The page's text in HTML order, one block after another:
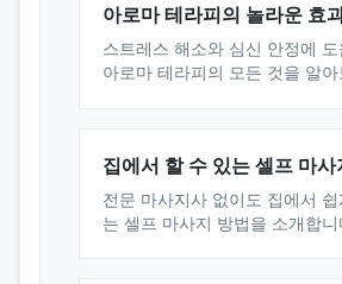
아로마 테라피의 놀라운 효
스트레스 해소와 심신 안정에
아로마 테라피의 모든 것을 알아
집에서 할 수 있는 셀프 마사
전문 마사지사 없이도 집에서
는 셀프 마사지 방법을 소개합니